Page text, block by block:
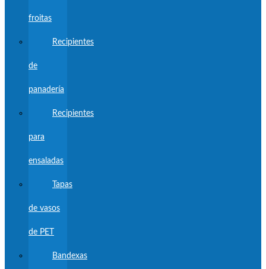
froitas
Recipientes
de
panadería
Recipientes
para
ensaladas
Tapas
de vasos
de PET
Bandexas